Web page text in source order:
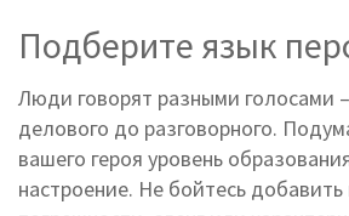
Подберите язык
Люди говорят разными голосами –
делового до разговорного.
вашего героя уровень
настроение. Не бойтесь